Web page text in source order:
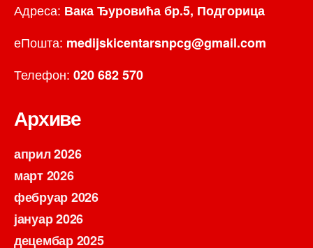
Адреса: Вака Ђуровића бр.5, Подгорица
еПошта: medijskicentarsnpcg@gmail.com
Телефон: 020 682 570
Архиве
април 2026
март 2026
фебруар 2026
јануар 2026
децембар 2025